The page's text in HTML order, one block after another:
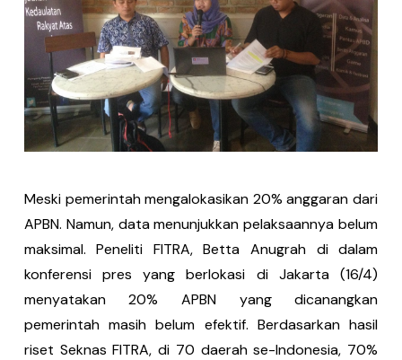
Meski pemerintah mengalokasikan 20% anggaran dari
APBN. Namun, data menunjukkan pelaksaannya belum
maksimal. Peneliti FITRA, Betta Anugrah di dalam
konferensi pres yang berlokasi di Jakarta (16/4)
menyatakan 20% APBN yang dicanangkan
pemerintah masih belum efektif. Berdasarkan hasil
riset Seknas FITRA, di 70 daerah se-Indonesia, 70%